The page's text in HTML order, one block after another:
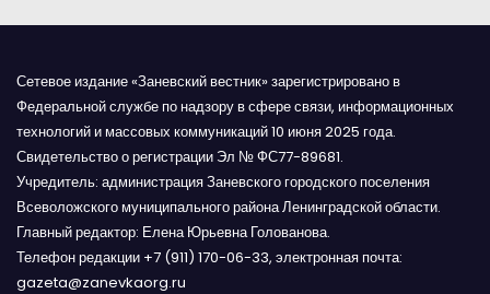
Сетевое издание «Заневский вестник» зарегистрировано в
Федеральной службе по надзору в сфере связи, информационных
технологий и массовых коммуникаций 10 июня 2025 года.
Свидетельство о регистрации Эл № ФС77-89681.
Учредитель: администрация Заневского городского поселения
Всеволожского муниципального района Ленинградской области.
Главный редактор: Елена Юрьевна Голованова.
Телефон редакции +7 (911) 170-06-33, электронная почта:
gazeta@zanevkaorg.ru